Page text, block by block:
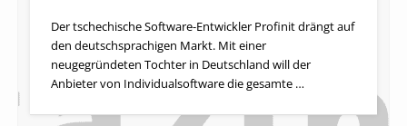
Der tschechische Software-Entwickler Profinit drängt auf
den deutschsprachigen Markt. Mit einer
neugegründeten Tochter in Deutschland will der
Anbieter von Individualsoftware die gesamte …